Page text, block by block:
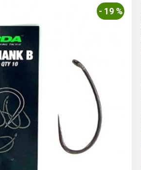
- 19 %